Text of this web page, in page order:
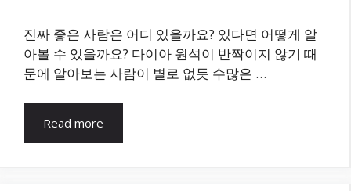
진짜 좋은 사람은 어디 있을까요? 있다면 어떻게 알
아볼 수 있을까요? 다이아 원석이 반짝이지 않기 때
문에 알아보는 사람이 별로 없듯 수많은 …
Read more